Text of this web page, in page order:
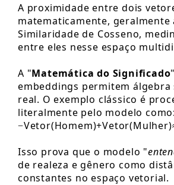
A proximidade entre dois
matematicamente, geralmente
Similaridade de Cosseno,
entre eles nesse espaço
A "Matemática do Significado
embeddings permitem álgebra
real. O exemplo clássico é
literalmente pelo modelo
Isso prova que o modelo "
de realeza e gênero como
constantes no espaço vetorial.